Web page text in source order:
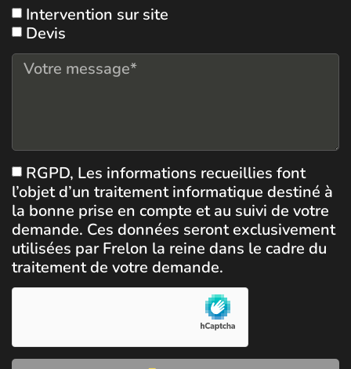
Intervention sur site
Devis
RGPD, Les informations recueillies font
l’objet d’un traitement informatique destiné à
la bonne prise en compte et au suivi de votre
demande. Ces données seront exclusivement
utilisées par Frelon la reine dans le cadre du
traitement de votre demande.